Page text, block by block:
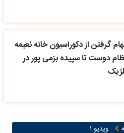
گرفتن از دکوراسیون خانه نعیمه
دوست تا سپیده بزمی پور در
ویدیو ۱